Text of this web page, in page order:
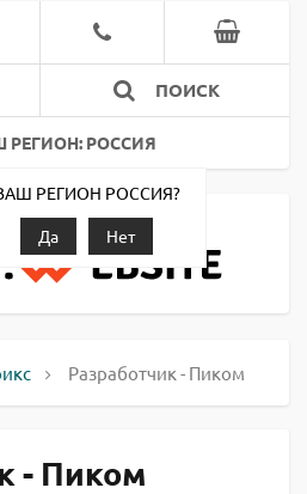
ПОИСК
РЕГИОН: РОССИЯ
РЕГИОН РОССИЯ?
Да
Нет
Разработчик - Пиком
- Пиком